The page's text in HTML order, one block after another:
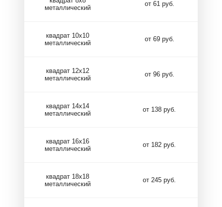
металлический
от 61 руб.
квадрат 10х10
металлический
от 69 руб.
квадрат 12х12
металлический
от 96 руб.
квадрат 14х14
металлический
от 138 руб.
квадрат 16х16
металлический
от 182 руб.
квадрат 18х18
металлический
от 245 руб.